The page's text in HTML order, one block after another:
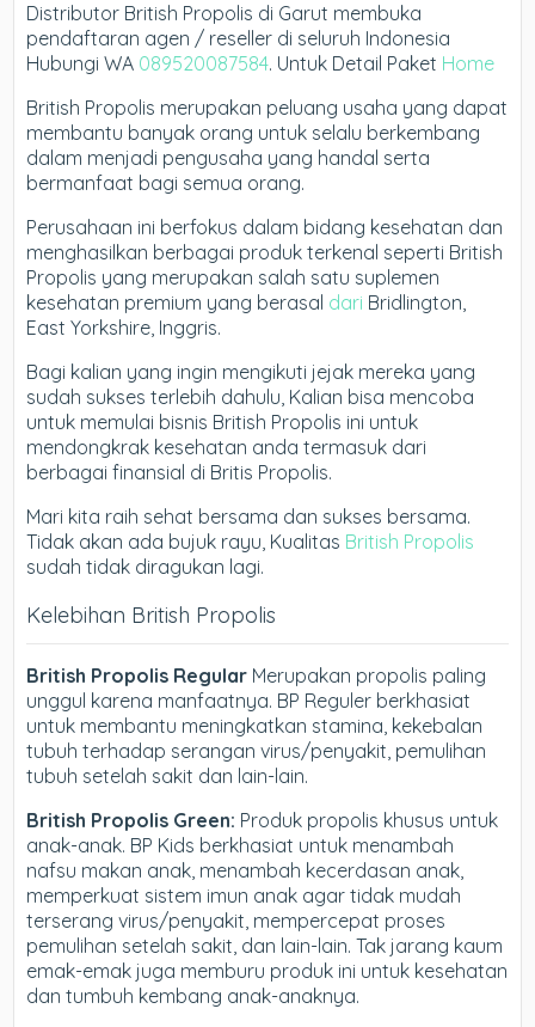
Distributor British Propolis di Garut membuka
pendaftaran agen / reseller di seluruh Indonesia
Hubungi WA 089520087584. Untuk Detail Paket Home
British Propolis merupakan peluang usaha yang dapat
membantu banyak orang untuk selalu berkembang
dalam menjadi pengusaha yang handal serta
bermanfaat bagi semua orang.
Perusahaan ini berfokus dalam bidang kesehatan dan
menghasilkan berbagai produk terkenal seperti British
Propolis yang merupakan salah satu suplemen
kesehatan premium yang berasal dari Bridlington,
East Yorkshire, Inggris.
Bagi kalian yang ingin mengikuti jejak mereka yang
sudah sukses terlebih dahulu, Kalian bisa mencoba
untuk memulai bisnis British Propolis ini untuk
mendongkrak kesehatan anda termasuk dari
berbagai finansial di Britis Propolis.
Mari kita raih sehat bersama dan sukses bersama.
Tidak akan ada bujuk rayu, Kualitas British Propolis
sudah tidak diragukan lagi.
Kelebihan British Propolis
British Propolis Regular Merupakan propolis paling
unggul karena manfaatnya. BP Reguler berkhasiat
untuk membantu meningkatkan stamina, kekebalan
tubuh terhadap serangan virus/penyakit, pemulihan
tubuh setelah sakit dan lain-lain.
British Propolis Green: Produk propolis khusus untuk
anak-anak. BP Kids berkhasiat untuk menambah
nafsu makan anak, menambah kecerdasan anak,
memperkuat sistem imun anak agar tidak mudah
terserang virus/penyakit, mempercepat proses
pemulihan setelah sakit, dan lain-lain. Tak jarang kaum
emak-emak juga memburu produk ini untuk kesehatan
dan tumbuh kembang anak-anaknya.